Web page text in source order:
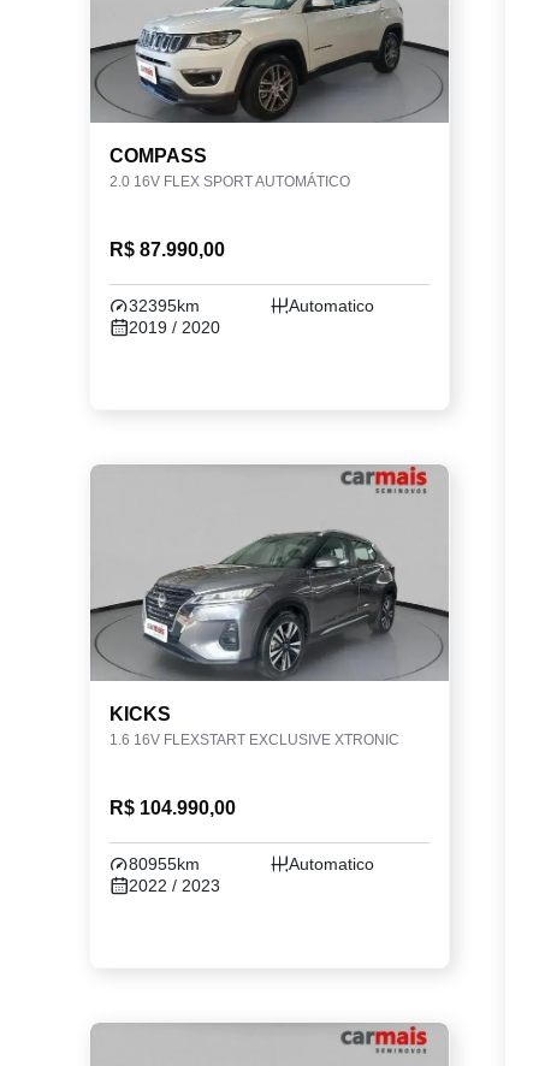
COMPASS
2.0 16V FLEX SPORT AUTOMÁTICO
R$ 87.990,00
32395km
Automatico
2019 / 2020
KICKS
1.6 16V FLEXSTART EXCLUSIVE XTRONIC
R$ 104.990,00
80955km
Automatico
2022 / 2023